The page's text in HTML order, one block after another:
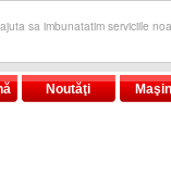
sa imbunatatim serviciile
Noutăţi